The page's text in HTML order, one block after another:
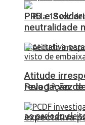
Pela 1ª vez
expectativa
PRD e
neutralidade
Atitude
revogação